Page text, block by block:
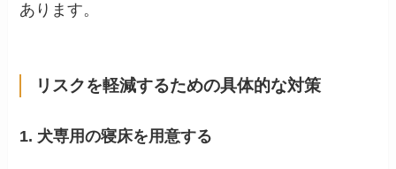
あります。
リスクを軽減するための具体的な対策
1. 犬専用の寝床を用意する